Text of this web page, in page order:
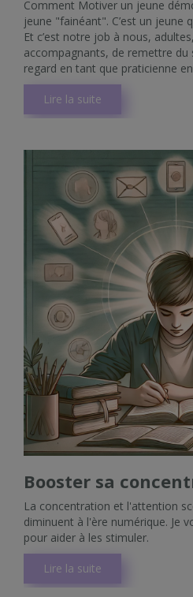
Comment Motiver un jeune
jeune "fainéant". C’est un jeune
Et c’est notre job à nous,
accompagnants, de remettre
regard en tant que praticienne
Lire la suite
Booster sa
La concentration et l'attention
diminuent à l'ère numérique. Je
pour aider à les stimuler.
Lire la suite